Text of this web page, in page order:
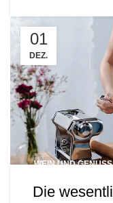
01
DEZ.
WEIN UND
Die